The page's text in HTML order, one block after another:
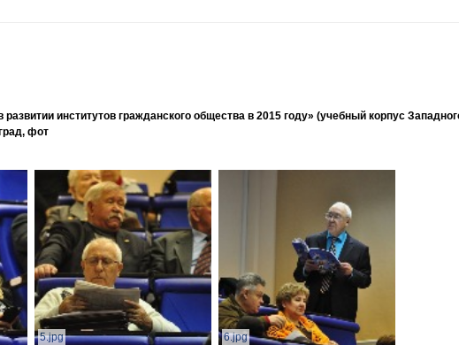
институтов гражданского общества в 2015 году» (учебный корпус
фот
5.jpg 6.jpg